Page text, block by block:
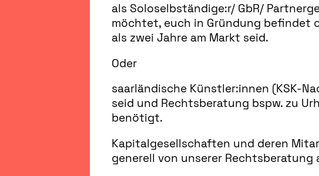
als Soloselbständige:r/ GbR/
möchtet, euch in Gründung befindet
als zwei Jahre am Markt seid.
Oder
saarländische Künstler:innen (KSK-
seid und Rechtsberatung bspw. zu
benötigt.
Kapitalgesellschaften und deren
generell von unserer Rechtsberatung